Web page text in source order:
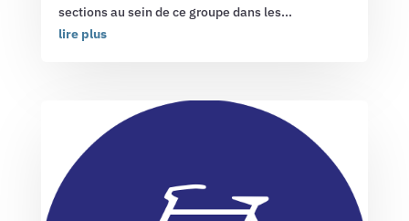
sections au sein de ce groupe dans les...
lire plus